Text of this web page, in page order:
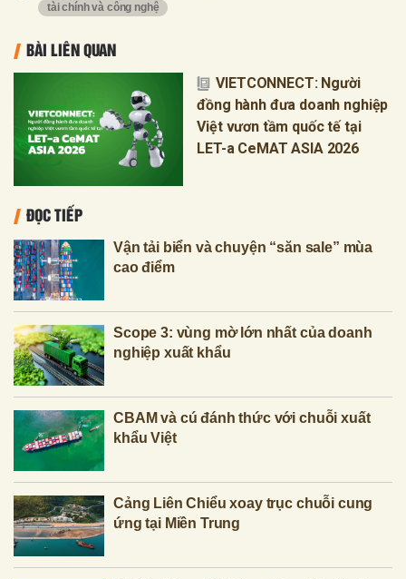
tài chính và công nghệ
BÀI LIÊN QUAN
VIETCONNECT: Người
đồng hành đưa doanh nghiệp
Việt vươn tầm quốc tế tại
LET-a CeMAT ASIA 2026
ĐỌC TIẾP
Vận tải biển và chuyện “săn sale” mùa
cao điểm
Scope 3: vùng mờ lớn nhất của doanh
nghiệp xuất khẩu
CBAM và cú đánh thức với chuỗi xuất
khẩu Việt
Cảng Liên Chiểu xoay trục chuỗi cung
ứng tại Miền Trung